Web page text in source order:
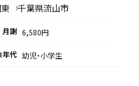
千葉県流山市
月謝 6,580円
年代 幼児・小学生